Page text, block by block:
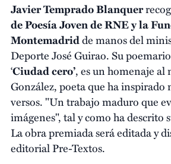
Javier Temprado Blanquer
de Poesía Joven de RNE y la
Montemadridde manos del
Deporte José Guirao. Su
‘Ciudad cero’, es un homenaje al
González, poeta que ha inspirado
versos. "Un trabajo maduro que
imágenes", tal y como ha descrito
La obra premiada será editada y
editorial Pre-Textos.